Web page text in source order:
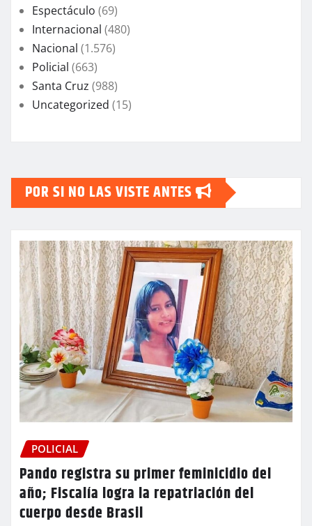
Espectáculo (69)
Internacional (480)
Nacional (1.576)
Policial (663)
Santa Cruz (988)
Uncategorized (15)
POR SI NO LAS VISTE ANTES
POLICIAL
Pando registra su primer feminicidio del
año; Fiscalía logra la repatriación del
cuerpo desde Brasil